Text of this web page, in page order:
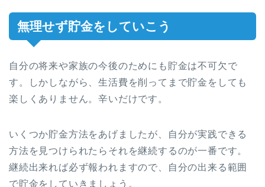
無理せず貯金をしていこう
自分の将来や家族の今後のためにも貯金は不可欠で
す。しかしながら、生活費を削ってまで貯金をしても
楽しくありません。辛いだけです。
いくつか貯金方法をあげましたが、自分が実践できる
方法を見つけられたらそれを継続するのが一番です。
継続出来れば必ず報われますので、自分の出来る範囲
で貯金をしていきましょう。